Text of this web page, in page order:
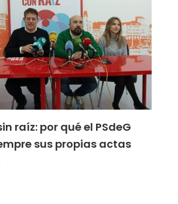
raíz: por qué el PSdeG
sus propias actas